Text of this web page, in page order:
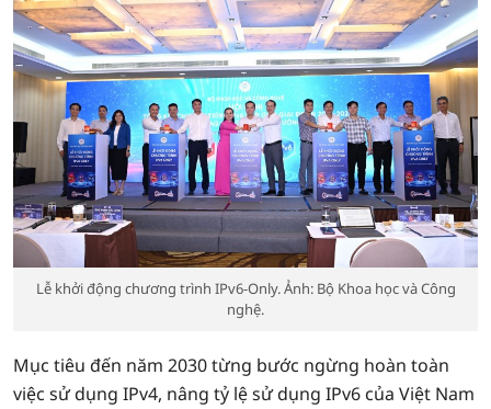
Lễ khởi động chương trình IPv6-Only. Ảnh: Bộ Khoa học và Công
nghệ.
Mục tiêu đến năm 2030 từng bước ngừng hoàn toàn
việc sử dụng IPv4, nâng tỷ lệ sử dụng IPv6 của Việt Nam